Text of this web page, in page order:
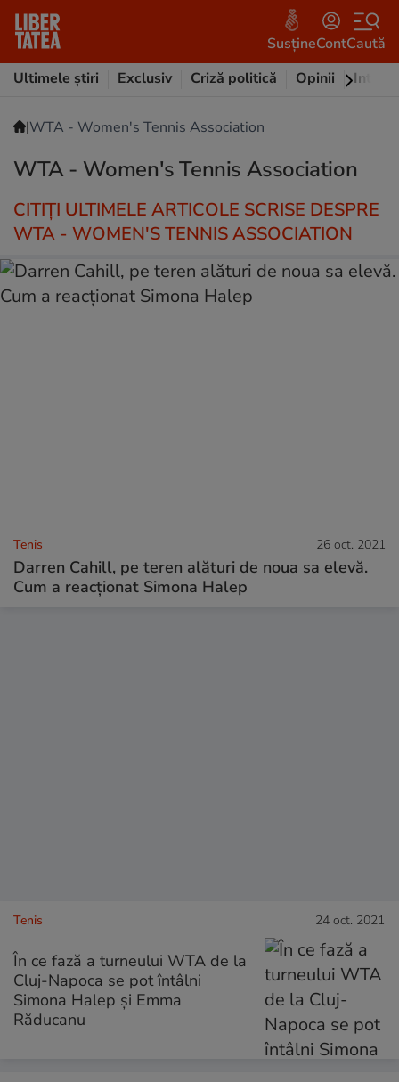
SusțineContCaută
Ultimele știri
Exclusiv Criză politică Opinii
|WTA - Women's Tennis Association
WTA - Women's Tennis Association
CITIȚI ULTIMELE ARTICOLE SCRISE DESPRE
WTA - WOMEN'S TENNIS ASSOCIATION
Tenis 26 oct. 2021
Darren Cahill, pe teren alături de noua sa elevă.
Cum a reacționat Simona Halep
Tenis 24 oct. 2021
În ce fază a turneului WTA de la
Cluj-Napoca se pot întâlni
Simona Halep și Emma
Răducanu